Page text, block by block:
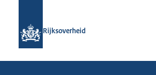
Rijksoverheid